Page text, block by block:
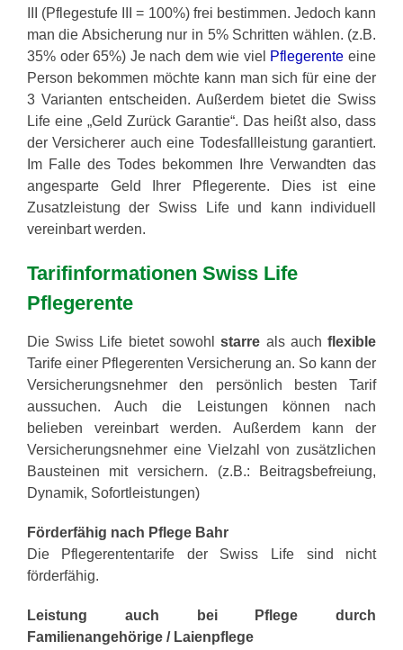
III (Pflegestufe III = 100%) frei bestimmen. Jedoch kann
man die Absicherung nur in 5% Schritten wählen. (z.B.
35% oder 65%) Je nach dem wie viel Pflegerente eine
Person bekommen möchte kann man sich für eine der
3 Varianten entscheiden. Außerdem bietet die Swiss
Life eine „Geld Zurück Garantie“. Das heißt also, dass
der Versicherer auch eine Todesfallleistung garantiert.
Im Falle des Todes bekommen Ihre Verwandten das
angesparte Geld Ihrer Pflegerente. Dies ist eine
Zusatzleistung der Swiss Life und kann individuell
vereinbart werden.
Tarifinformationen Swiss Life
Pflegerente
Die Swiss Life bietet sowohlstarre als auchflexible
Tarife einer Pflegerenten Versicherung an. So kann der
Versicherungsnehmer den persönlich besten Tarif
aussuchen. Auch die Leistungen können nach
belieben vereinbart werden. Außerdem kann der
Versicherungsnehmer eine Vielzahl von zusätzlichen
Bausteinen mit versichern. (z.B.: Beitragsbefreiung,
Dynamik, Sofortleistungen)
Förderfähig nach Pflege Bahr
Die Pflegerententarife der Swiss Life sind nicht
förderfähig.
Leistung auch bei Pflege durch
Familienangehörige / Laienpflege